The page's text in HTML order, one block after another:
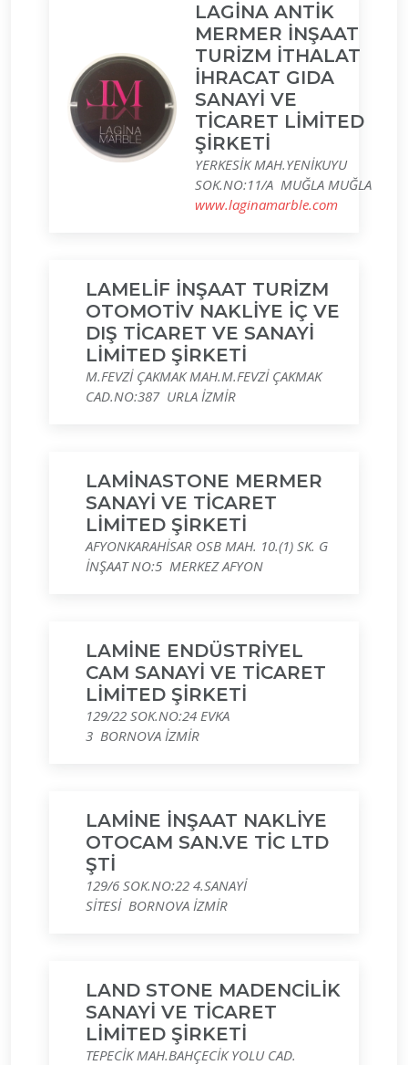
LAGİNA ANTİK
MERMER İNŞAAT
TURİZM İTHALAT
İHRACAT GIDA
SANAYİ VE
TİCARET LİMİTED
ŞİRKETİ
YERKESİK MAH.YENİKUYU
SOK.NO:11/A MUĞLA MUĞLA
www.laginamarble.com
LAMELİF İNŞAAT TURİZM
OTOMOTİV NAKLİYE İÇ VE
DIŞ TİCARET VE SANAYİ
LİMİTED ŞİRKETİ
M.FEVZİ ÇAKMAK MAH.M.FEVZİ ÇAKMAK
CAD.NO:387 URLA İZMİR
LAMİNASTONE MERMER
SANAYİ VE TİCARET
LİMİTED ŞİRKETİ
AFYONKARAHİSAR OSB MAH. 10.(1) SK. G
İNŞAAT NO:5 MERKEZ AFYON
LAMİNE ENDÜSTRİYEL
CAM SANAYİ VE TİCARET
LİMİTED ŞİRKETİ
129/22 SOK.NO:24 EVKA
3 BORNOVA İZMİR
LAMİNE İNŞAAT NAKLİYE
OTOCAM SAN.VE TİC LTD
ŞTİ
129/6 SOK.NO:22 4.SANAYİ
SİTESİ BORNOVA İZMİR
LAND STONE MADENCİLİK
SANAYİ VE TİCARET
LİMİTED ŞİRKETİ
TEPECİK MAH.BAHÇECİK YOLU CAD.